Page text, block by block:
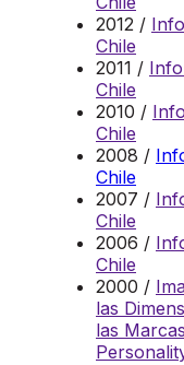
2012 /
Chile
2011 /
Chile
2010 /
Chile
2008 /
Chile
2007 /
Chile
2006 /
Chile
2000 /
las
las